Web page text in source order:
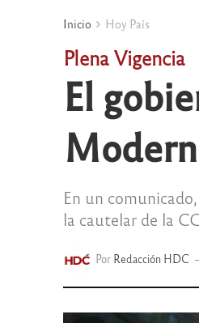
Inicio Hoy País
Plena Vigencia
El
En un
la cautelar de la
Por Redacción HDC